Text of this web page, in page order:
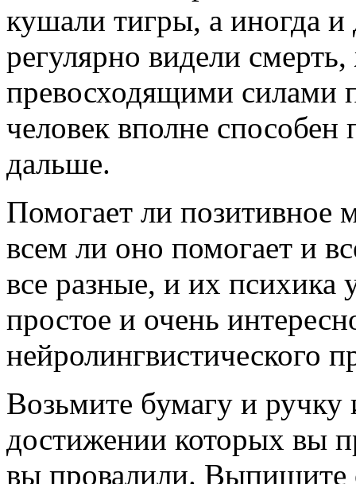
кушали тигры, а иногда
регулярно видели
превосходящими силами
человек вполне способен
дальше.
Помогает ли
всем ли оно помогает и
все разные, и их психика
простое и очень
нейролингвистического
Возьмите бумагу и
достижении которых вы
вы провалили. Выпишите